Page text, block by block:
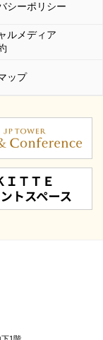
シーポリシー
ルメディア
ップ